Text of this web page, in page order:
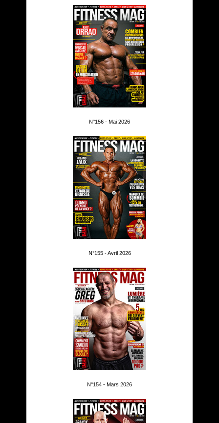
N°156 - Mai 2026
N°155 - Avril 2026
N°154 - Mars 2026